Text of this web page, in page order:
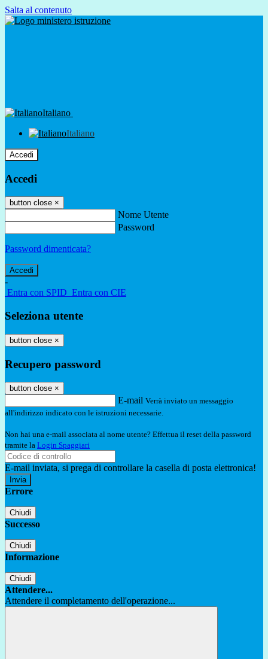
Salta al contenuto
Italiano
Italiano
Accedi
Accedi
button close ×
Nome Utente
Password
Password dimenticata?
-
Entra con SPID Entra con CIE
Seleziona utente
button close ×
Recupero password
button close ×
E-mail Verrà inviato un messaggio
all'indirizzo indicato con le istruzioni necessarie.
Non hai una e-mail associata al nome utente? Effettua il reset della password
tramite la Login Spaggiari
E-mail inviata, si prega di controllare la casella di posta elettronica!
Errore
Chiudi
Successo
Chiudi
Informazione
Chiudi
Attendere...
Attendere il completamento dell'operazione...